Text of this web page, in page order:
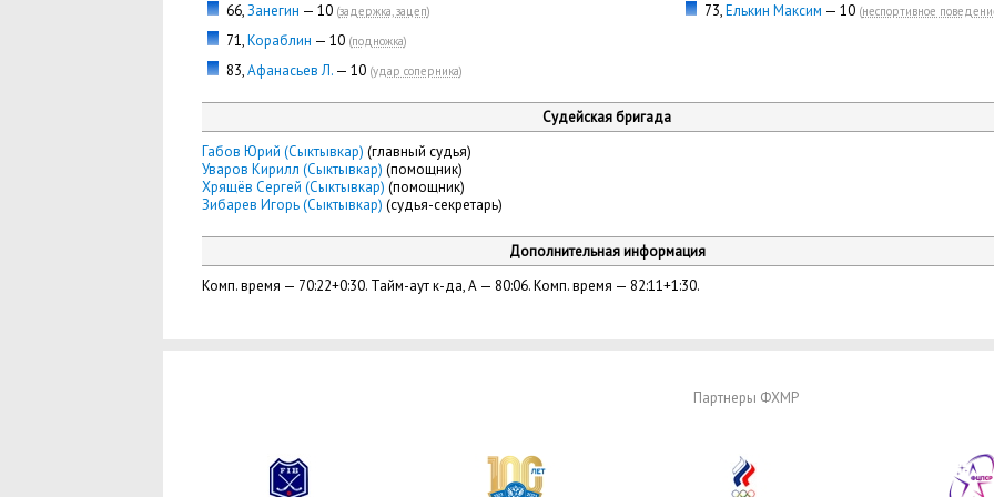
66,Занегин — 10 (задержка, зацеп)
71,Кораблин — 10 (подножка)
83,Афанасьев Л. — 10 (удар соперника)
73,Елькин Максим — 10 (неспортивное
Судейская бригада
Габов Юрий (Сыктывкар) (главный судья)
Уваров Кирилл (Сыктывкар) (помощник)
Хрящёв Сергей (Сыктывкар) (помощник)
Зибарев Игорь (Сыктывкар) (судья-секретарь)
Дополнительная информация
Комп. время — 70:22+0:30. Тайм-аут к-да, А — 80:06. Комп. время — 82:11+1:30.
Партнеры ФХМР